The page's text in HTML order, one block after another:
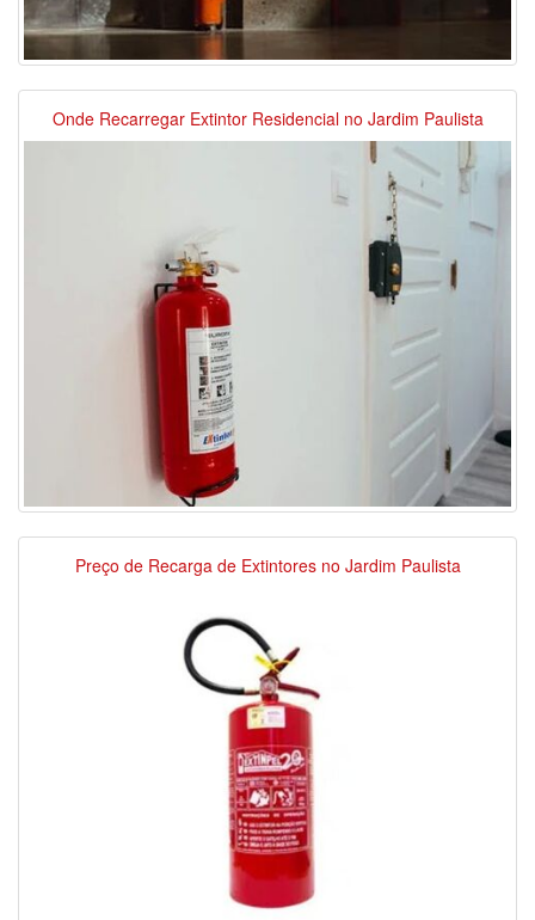
Onde Recarregar Extintor Residencial no Jardim Paulista
Preço de Recarga de Extintores no Jardim Paulista